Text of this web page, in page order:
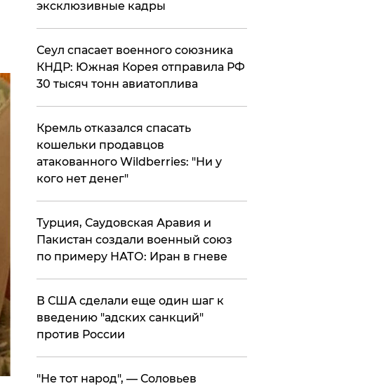
эксклюзивные кадры
​Сеул спасает военного союзника
КНДР: Южная Корея отправила РФ
30 тысяч тонн авиатоплива
Кремль отказался спасать
кошельки продавцов
атакованного Wildberries: "Ни у
кого нет денег"
Турция, Саудовская Аравия и
Пакистан создали военный союз
по примеру НАТО: Иран в гневе
В США сделали еще один шаг к
введению "адских санкций"
против России
​"Не тот народ", — Соловьев